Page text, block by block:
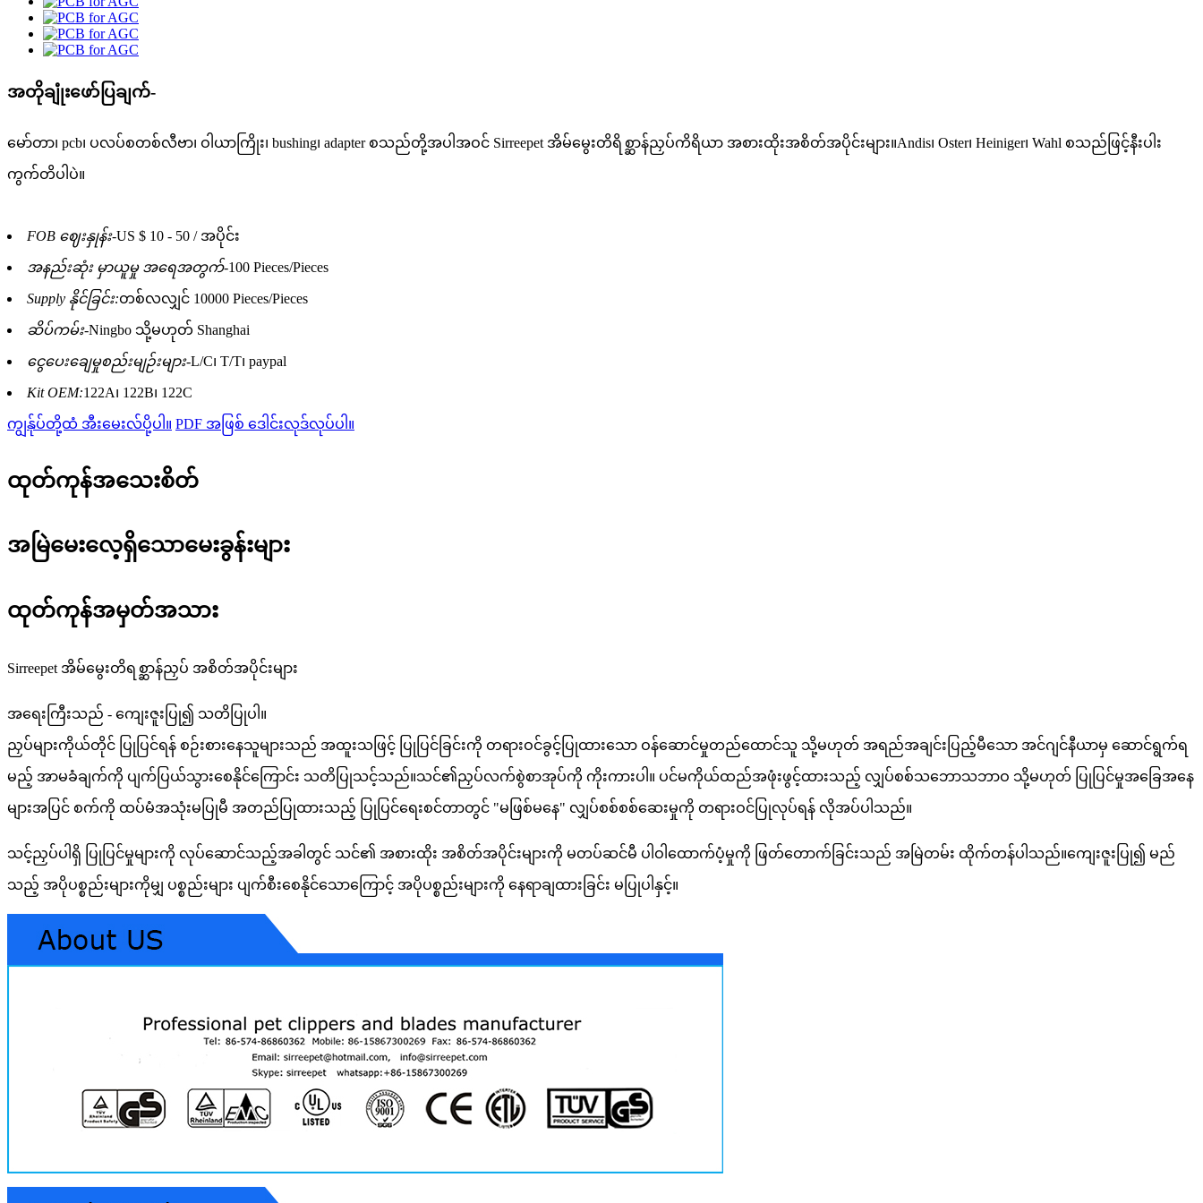
အတိုချုံးဖော်ပြချက်-
မော်တာ၊ pcb၊ ပလပ်စတစ်လီဗာ၊ ဝါယာကြိုး၊ bushing၊ adapter စသည်တို့အပါအဝင် Sirreepet အိမ်မွေးတိရိစ္ဆာန်ညှပ်ကိရိယာ အစားထိုးအစိတ်အပိုင်းများ။Andis၊ Oster၊ Heiniger၊ Wahl စသည်ဖြင့်နီးပါး
ကွက်တိပါပဲ။
FOB ဈေးနှုန်း-US $ 10 - 50 / အပိုင်း
အနည်းဆုံး မှာယူမှု အရေအတွက်-100 Pieces/Pieces
Supply နိုင်ခြင်း:တစ်လလျှင် 10000 Pieces/Pieces
ဆိပ်ကမ်း-Ningbo သို့မဟုတ် Shanghai
ငွေပေးချေမှုစည်းမျဉ်းများ-L/C၊ T/T၊ paypal
Kit OEM:122A၊ 122B၊ 122C
ကျွန်ုပ်တို့ထံ အီးမေးလ်ပို့ပါ။ PDF အဖြစ် ဒေါင်းလုဒ်လုပ်ပါ။
ထုတ်ကုန်အသေးစိတ်
အမြဲမေးလေ့ရှိသောမေးခွန်းများ
ထုတ်ကုန်အမှတ်အသား
Sirreepet အိမ်မွေးတိရစ္ဆာန်ညှပ် အစိတ်အပိုင်းများ
အရေးကြီးသည် - ကျေးဇူးပြု၍ သတိပြုပါ။
ညှပ်များကိုယ်တိုင် ပြုပြင်ရန် စဉ်းစားနေသူများသည် အထူးသဖြင့် ပြုပြင်ခြင်းကို တရားဝင်ခွင့်ပြုထားသော ဝန်ဆောင်မှုတည်ထောင်သူ သို့မဟုတ် အရည်အချင်းပြည့်မီသော အင်ဂျင်နီယာမှ ဆောင်ရွက်ရ
မည့် အာမခံချက်ကို ပျက်ပြယ်သွားစေနိုင်ကြောင်း သတိပြုသင့်သည်။သင်၏ညှပ်လက်စွဲစာအုပ်ကို ကိုးကားပါ။ ပင်မကိုယ်ထည်အဖုံးဖွင့်ထားသည့် လျှပ်စစ်သဘောသဘာဝ သို့မဟုတ် ပြုပြင်မှုအခြေအနေ
များအပြင် စက်ကို ထပ်မံအသုံးမပြုမီ အတည်ပြုထားသည့် ပြုပြင်ရေးစင်တာတွင် "မဖြစ်မနေ" လျှပ်စစ်စစ်ဆေးမှုကို တရားဝင်ပြုလုပ်ရန် လိုအပ်ပါသည်။
သင့်ညှပ်ပါရှိ ပြုပြင်မှုများကို လုပ်ဆောင်သည့်အခါတွင် သင်၏ အစားထိုး အစိတ်အပိုင်းများကို မတပ်ဆင်မီ ပါဝါထောက်ပံ့မှုကို ဖြတ်တောက်ခြင်းသည် အမြဲတမ်း ထိုက်တန်ပါသည်။ကျေးဇူးပြု၍ မည်
သည့် အပိုပစ္စည်းများကိုမျှ ပစ္စည်းများ ပျက်စီးစေနိုင်သောကြောင့် အပိုပစ္စည်းများကို နေရာချထားခြင်း မပြုပါနှင့်။